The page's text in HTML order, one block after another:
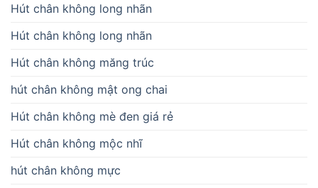
Hút chân không long nhãn
Hút chân không long nhãn
Hút chân không măng trúc
hút chân không mật ong chai
Hút chân không mè đen giá rẻ
Hút chân không mộc nhĩ
hút chân không mực